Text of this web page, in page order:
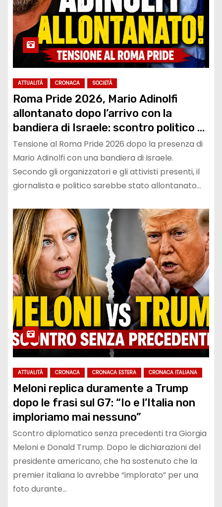
ATTUALITÀ CRONACA SOCIETÀ
Roma Pride 2026, Mario Adinolfi
allontanato dopo l’arrivo con la
bandiera di Israele: scontro politico e
polemiche sui diritti
Tensione al Roma Pride 2026 dopo la presenza di
Mario Adinolfi con una bandiera di Israele.
Secondo gli organizzatori e gli attivisti presenti, il
giornalista e politico sarebbe stato allontanato…
ATTUALITÀ CRONACA CRONACA ESTERA CRONACA ITALIANA
Meloni replica duramente a Trump
dopo le frasi sul G7: “Io e l’Italia non
imploriamo mai nessuno”
Scontro diplomatico senza precedenti tra Giorgia
Meloni e Donald Trump. Dopo le dichiarazioni del
presidente americano, che ha sostenuto che la
premier italiana lo avrebbe “implorato” per una
foto durante…